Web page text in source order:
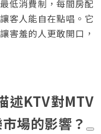
低消費制，每間房配
客人能自在點唱。它
害羞的人更敢開口，
述KTV對MTV
場的影響？